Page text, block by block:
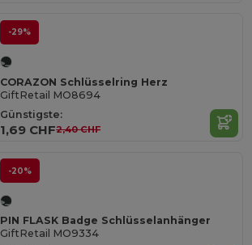
-29%
CORAZON Schlüsselring Herz
GiftRetail MO8694
Günstigste:
1,69 CHF2,40 CHF
-20%
PIN FLASK Badge Schlüsselanhänger
GiftRetail MO9334